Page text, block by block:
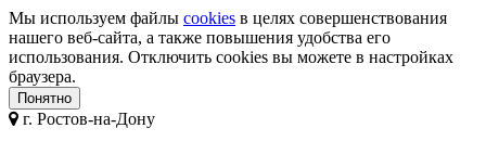
Мы используем файлы cookies в целях совершенствования
нашего веб-сайта, а также повышения удобства его
использования. Отключить cookies вы можете в настройках
браузера.
Понятно
г. Ростов-на-Дону